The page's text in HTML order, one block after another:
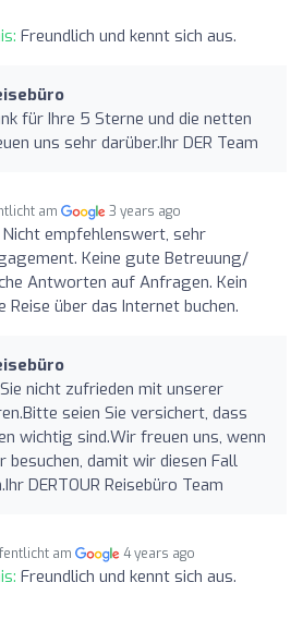
Freundlich und kennt sich aus.
für Ihre 5 Sterne und die netten
uns sehr darüber.Ihr DER Team
am 3 years ago
Nicht empfehlenswert, sehr
Keine gute Betreuung/
Antworten auf Anfragen. Kein
Reise über das Internet buchen.
nicht zufrieden mit unserer
seien Sie versichert, dass
wichtig sind.Wir freuen uns, wenn
besuchen, damit wir diesen Fall
DERTOUR Reisebüro Team
am 4 years ago
Freundlich und kennt sich aus.